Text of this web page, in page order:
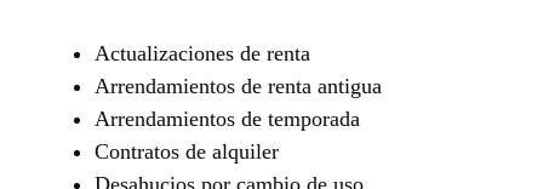
Actualizaciones de renta
Arrendamientos de renta antigua
Arrendamientos de temporada
Contratos de alquiler
Desahucios por cambio de uso